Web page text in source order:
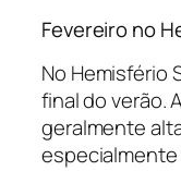
Fevereiro no
No Hemisfério
final do verão.
geralmente